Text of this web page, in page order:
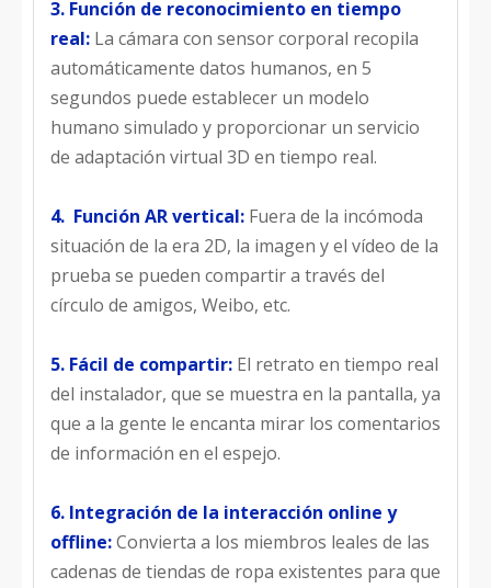
3. Función de reconocimiento en tiempo
real: La cámara con sensor corporal recopila
automáticamente datos humanos, en 5
segundos puede establecer un modelo
humano simulado y proporcionar un servicio
de adaptación virtual 3D en tiempo real.
4. Función AR vertical: Fuera de la incómoda
situación de la era 2D, la imagen y el vídeo de la
prueba se pueden compartir a través del
círculo de amigos, Weibo, etc.
5. Fácil de compartir: El retrato en tiempo real
del instalador, que se muestra en la pantalla, ya
que a la gente le encanta mirar los comentarios
de información en el espejo.
6. Integración de la interacción online y
offline:Convierta a los miembros leales de las
cadenas de tiendas de ropa existentes para que